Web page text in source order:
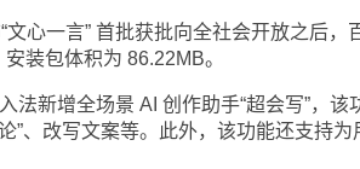
文心一言” 首批获批向全社会开放之后，
装包体积为 86.22MB。
法新增全场景 AI 创作助手“超会写”，
”、改写文案等。此外，该功能还支持